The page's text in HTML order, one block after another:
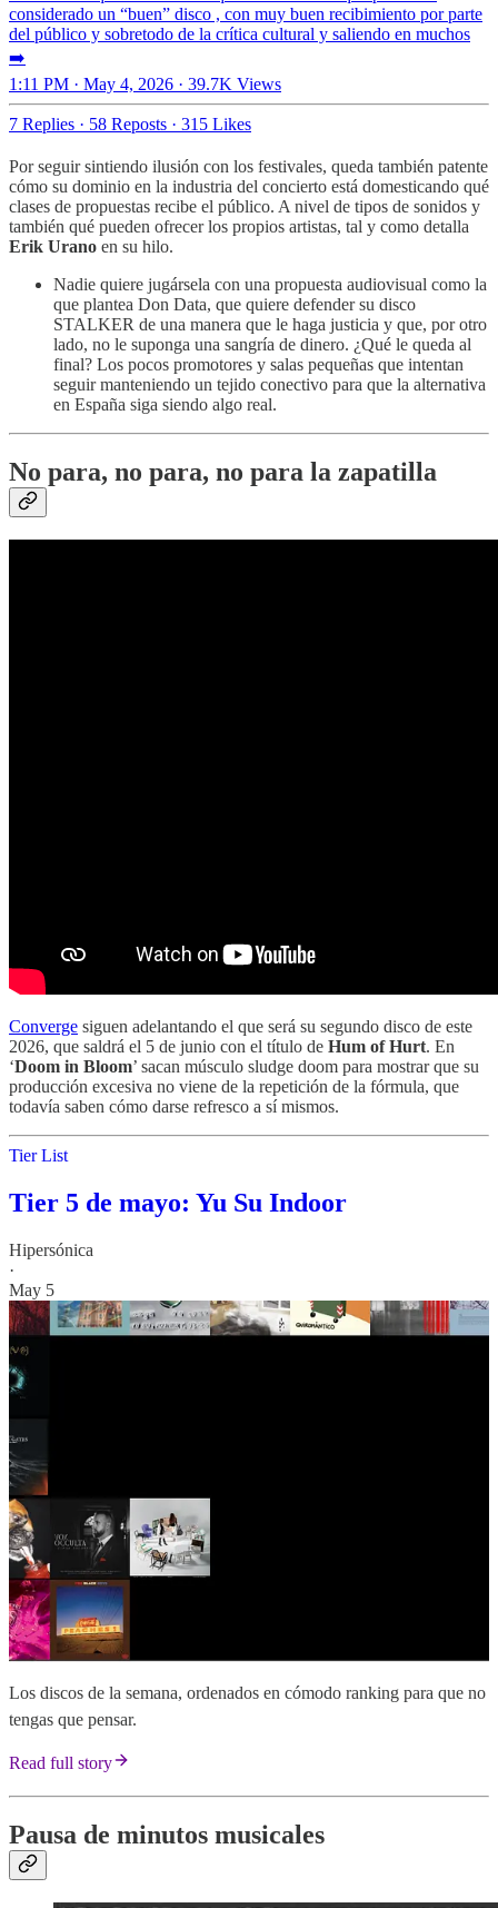
considerado un “buen” disco , con muy buen recibimiento por parte
del público y sobretodo de la crítica cultural y saliendo en muchos
➡️
1:11 PM · May 4, 2026 · 39.7K Views
7 Replies · 58 Reposts · 315 Likes
Por seguir sintiendo ilusión con los festivales, queda también patente
cómo su dominio en la industria del concierto está domesticando qué
clases de propuestas recibe el público. A nivel de tipos de sonidos y
también qué pueden ofrecer los propios artistas, tal y como detalla
Erik Urano en su hilo.
Nadie quiere jugársela con una propuesta audiovisual como la
que plantea Don Data, que quiere defender su disco
STALKER de una manera que le haga justicia y que, por otro
lado, no le suponga una sangría de dinero. ¿Qué le queda al
final? Los pocos promotores y salas pequeñas que intentan
seguir manteniendo un tejido conectivo para que la alternativa
en España siga siendo algo real.
No para, no para, no para la zapatilla
Converge siguen adelantando el que será su segundo disco de este
2026, que saldrá el 5 de junio con el título de Hum of Hurt. En
‘Doom in Bloom’ sacan músculo sludge doom para mostrar que su
producción excesiva no viene de la repetición de la fórmula, que
todavía saben cómo darse refresco a sí mismos.
Tier List
Tier 5 de mayo: Yu Su Indoor
Hipersónica
·
May 5
Los discos de la semana, ordenados en cómodo ranking para que no
tengas que pensar.
Read full story
Pausa de minutos musicales